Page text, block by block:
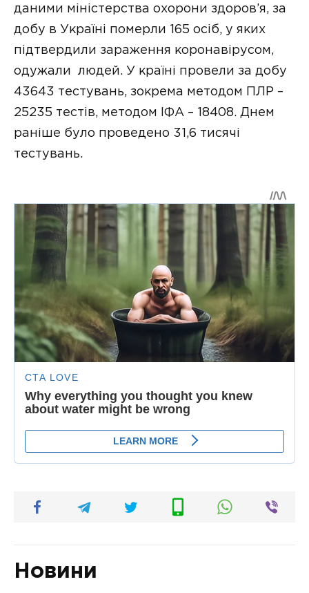
даними міністерства охорони здоров’я, за
добу в Україні померли 165 осіб, у яких
підтвердили зараження коронавірусом,
одужали людей. У країні провели за добу
43643 тестувань, зокрема методом ПЛР –
25235 тестів, методом ІФА – 18408. Днем
раніше було проведено 31,6 тисячі
тестувань.
Новини